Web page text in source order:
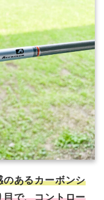
のあるカーボンシ
目で、コントロー